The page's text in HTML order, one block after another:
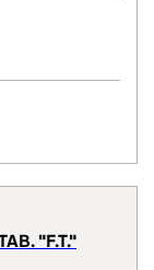
"F.T."